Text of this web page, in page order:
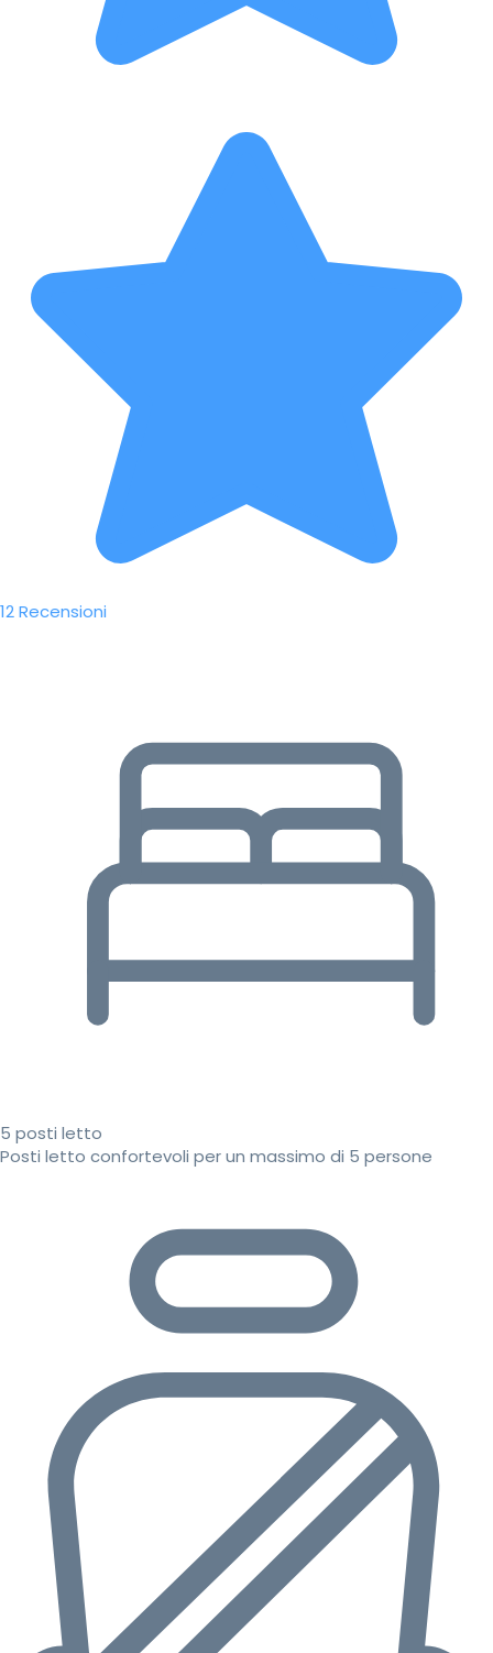
12 Recensioni
5 posti letto
Posti letto confortevoli per un massimo di 5 persone